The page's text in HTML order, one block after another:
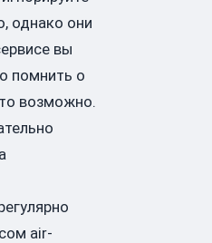
однако они
вы
помнить о
возможно.
air-